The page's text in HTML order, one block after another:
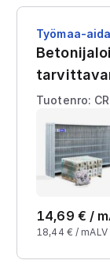
Työmaa-
Tuotenro:
14,69 € / m
18,44 € / mALV